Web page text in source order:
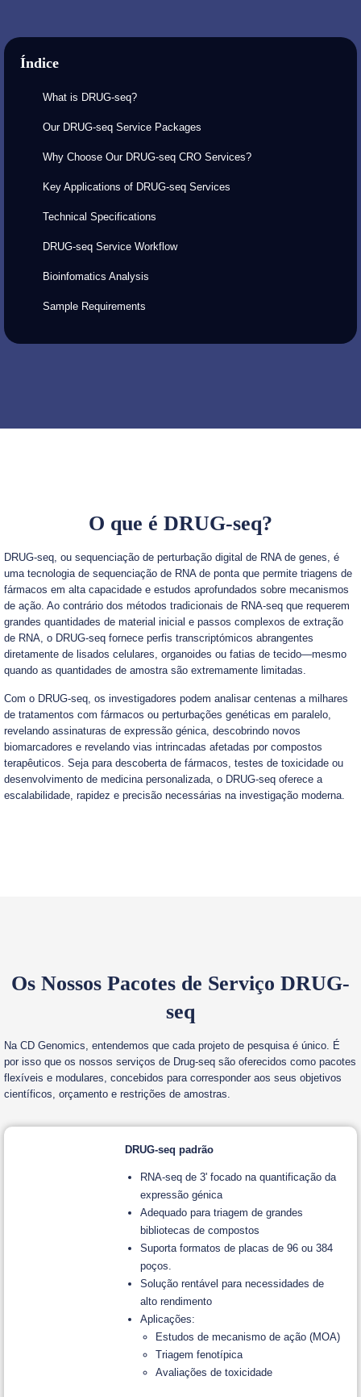
Índice
What is DRUG-seq?
Our DRUG-seq Service Packages
Why Choose Our DRUG-seq CRO Services?
Key Applications of DRUG-seq Services
Technical Specifications
DRUG-seq Service Workflow
Bioinfomatics Analysis
Sample Requirements
O que é DRUG-seq?
DRUG-seq, ou sequenciação de perturbação digital de RNA de genes, é
uma tecnologia de sequenciação de RNA de ponta que permite triagens de
fármacos em alta capacidade e estudos aprofundados sobre mecanismos
de ação. Ao contrário dos métodos tradicionais de RNA-seq que requerem
grandes quantidades de material inicial e passos complexos de extração
de RNA, o DRUG-seq fornece perfis transcriptómicos abrangentes
diretamente de lisados celulares, organoides ou fatias de tecido—mesmo
quando as quantidades de amostra são extremamente limitadas.
Com o DRUG-seq, os investigadores podem analisar centenas a milhares
de tratamentos com fármacos ou perturbações genéticas em paralelo,
revelando assinaturas de expressão génica, descobrindo novos
biomarcadores e revelando vias intrincadas afetadas por compostos
terapêuticos. Seja para descoberta de fármacos, testes de toxicidade ou
desenvolvimento de medicina personalizada, o DRUG-seq oferece a
escalabilidade, rapidez e precisão necessárias na investigação moderna.
Os Nossos Pacotes de Serviço DRUG-
seq
Na CD Genomics, entendemos que cada projeto de pesquisa é único. É
por isso que os nossos serviços de Drug-seq são oferecidos como pacotes
flexíveis e modulares, concebidos para corresponder aos seus objetivos
científicos, orçamento e restrições de amostras.
DRUG-seq padrão
RNA-seq de 3' focado na quantificação da
expressão génica
Adequado para triagem de grandes
bibliotecas de compostos
Suporta formatos de placas de 96 ou 384
poços.
Solução rentável para necessidades de
alto rendimento
Aplicações:
Estudos de mecanismo de ação (MOA)
Triagem fenotípica
Avaliações de toxicidade